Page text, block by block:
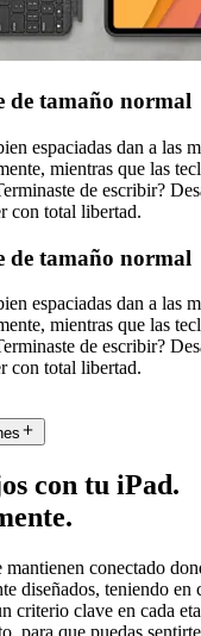
de tamaño normal
espaciadas dan a las
mientras que las
de escribir?
con total libertad.
de tamaño normal
espaciadas dan a las
mientras que las
de escribir?
con total libertad.
con tu iPad.
conectado
diseñados, teniendo en
criterio clave en cada
para que puedas